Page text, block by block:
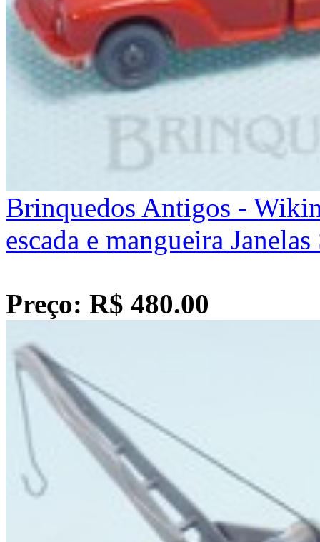
Brinquedos Antigos -
escada e mangueira
Preço: R$ 480.00